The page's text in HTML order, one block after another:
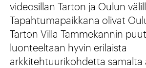
videosillan Tarton ja Oulun
Tapahtumapaikkana olivat
Tarton Villa Tammekannin
luonteeltaan hyvin erilaista
arkkitehtuurikohdetta samalta